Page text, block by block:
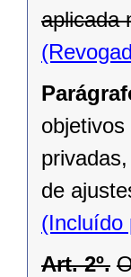
aplicada
de
(Incluído
Art. 2º.